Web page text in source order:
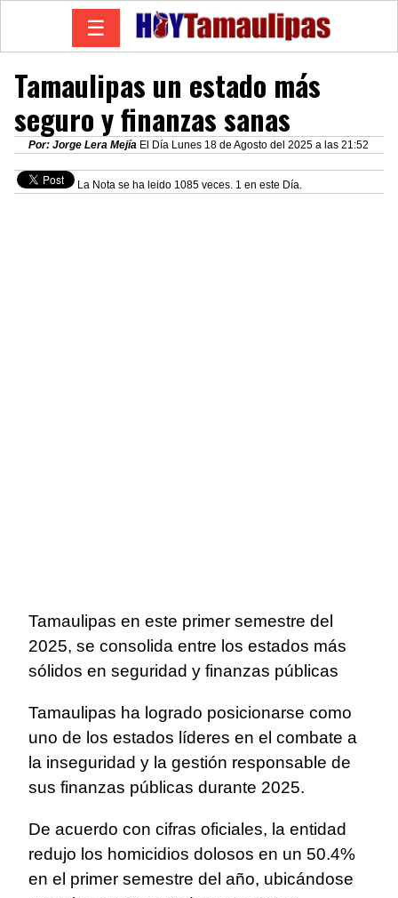
☰
Tamaulipas un estado más
seguro y finanzas sanas
Por: Jorge Lera Mejía El Día Lunes 18 de Agosto del 2025 a las 21:52
La Nota se ha leido 1085 veces. 1 en este Día.
Tamaulipas en este primer semestre del
2025, se consolida entre los estados más
sólidos en seguridad y finanzas públicas
Tamaulipas ha logrado posicionarse como
uno de los estados líderes en el combate a
la inseguridad y la gestión responsable de
sus finanzas públicas durante 2025.
De acuerdo con cifras oficiales, la entidad
redujo los homicidios dolosos en un 50.4%
en el primer semestre del año, ubicándose